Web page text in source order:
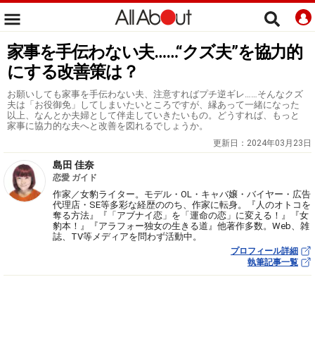
家事を手伝わない夫……“クズ夫”を協力的
にする改善策は？
お願いしても家事を手伝わない夫、注意すればプチ逆ギレ……そんなクズ
夫は「お役御免」してしまいたいところですが、縁あって一緒になった
以上、なんとか夫婦として伴走していきたいもの。どうすれば、もっと
家事に協力的な夫へと改善を図れるでしょうか。
更新日： 2024年03月23日
島田 佳奈
恋愛 ガイド
作家／女豹ライター。モデル・OL・キャバ嬢・バイヤー・広告
代理店・SE等多彩な経歴ののち、作家に転身。『人のオトコを
奪る方法』『「アブナイ恋」を「運命の恋」に変える！』『女
豹本！』『アラフォー独女の生きる道』他著作多数。Web、雑
誌、TV等メディアを問わず活動中。
プロフィール詳細
執筆記事一覧